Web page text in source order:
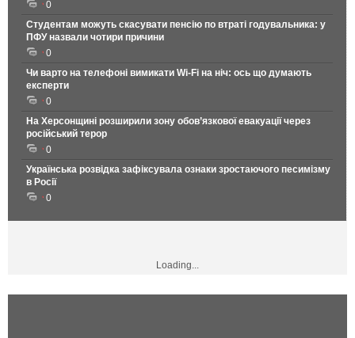
0
Студентам можуть скасувати пенсію по втраті годувальника: у
ПФУ назвали чотири причини
0
Чи варто на телефонi вимикати Wi-Fi на ніч: ось що думають
експерти
0
На Херсонщині розширили зону обов’язкової евакуації через
російський терор
0
Українська розвідка зафіксувала ознаки зростаючого песимізму
в Росії
0
Loading...